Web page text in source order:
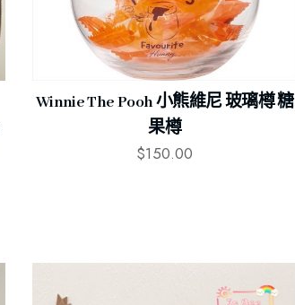
Winnie The Pooh 小熊維尼 玻璃樽 糖
果樽
$150.00